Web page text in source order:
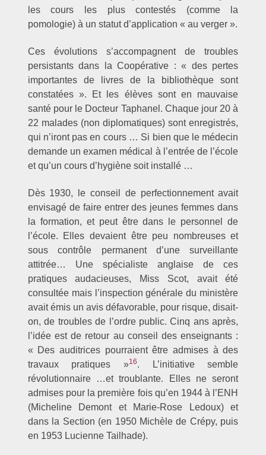
les cours les plus contestés (comme la
pomologie) à un statut d’application « au verger ».
Ces évolutions s’accompagnent de troubles
persistants dans la Coopérative : « des pertes
importantes de livres de la bibliothèque sont
constatées ». Et les élèves sont en mauvaise
santé pour le Docteur Taphanel. Chaque jour 20 à
22 malades (non diplomatiques) sont enregistrés,
qui n’iront pas en cours … Si bien que le médecin
demande un examen médical à l’entrée de l’école
et qu’un cours d’hygiène soit installé …
Dès 1930, le conseil de perfectionnement avait
envisagé de faire entrer des jeunes femmes dans
la formation, et peut être dans le personnel de
l’école. Elles devaient être peu nombreuses et
sous contrôle permanent d’une surveillante
attitrée… Une spécialiste anglaise de ces
pratiques audacieuses, Miss Scot, avait été
consultée mais l’inspection générale du ministère
avait émis un avis défavorable, pour risque, disait-
on, de troubles de l’ordre public. Cinq ans après,
l’idée est de retour au conseil des enseignants :
« Des auditrices pourraient être admises à des
travaux pratiques »16. L’initiative semble
révolutionnaire …et troublante. Elles ne seront
admises pour la première fois qu’en 1944 à l’ENH
(Micheline Demont et Marie-Rose Ledoux) et
dans la Section (en 1950 Michèle de Crépy, puis
en 1953 Lucienne Tailhade).